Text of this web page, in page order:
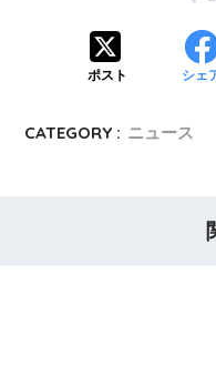
ポスト シェ
CATEGORY : ニュース